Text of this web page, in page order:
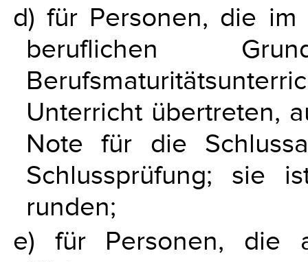
d) für Personen, die im
beruflichen
Unterricht übertreten,
Note für die
Schlussprüfung; sie
runden;
e) für Personen, die